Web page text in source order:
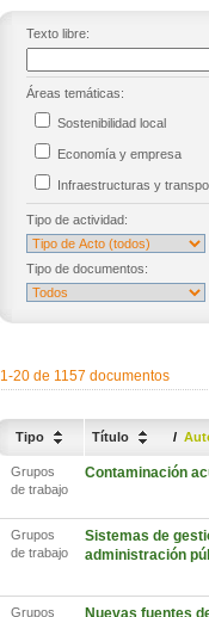
Texto libre:
Áreas temáticas:
Sostenibilidad local
Economía y empresa
Infraestructuras y
Tipo de actividad:
Tipo de documentos:
1-20 de 1157 documentos
Tipo Título /
Grupos
de trabajo
Contaminación
Grupos
de trabajo
Sistemas de
administración
Grupos
Nuevas fuentes